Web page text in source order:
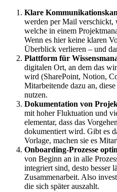
Klare
werden per Mail verschickt,
welche in einem
Wenn es hier keine klaren
Überblick verlieren – und
Plattform für
digitalen Ort, an dem das
wird (SharePoint, Notion,
Mitarbeitende dazu an,
nutzen.
Dokumentation von
mit hoher Fluktuation und
elementar, dass das
dokumentiert wird. Gibt es
Vorlage, machen sie es
Onboarding-Prozesse
von Beginn an in alle
integriert sind, desto besser
Zusammenarbeit. Also
die sich später auszahlt.